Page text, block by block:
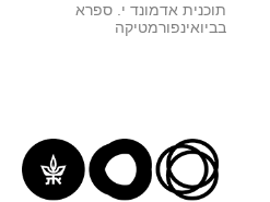
תוכנית אדמונד י. ספרא
בביואינפורמטיקה